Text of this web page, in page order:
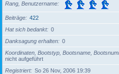
Rang, Benutzername
Beiträge
422
Hat sich bedankt
0
Danksagung erhalten
0
Koordinaten, Bootstyp, Bootsname,
nicht aufgeführt
Registriert
So 26 Nov, 2006 19:39